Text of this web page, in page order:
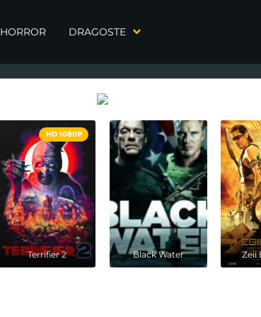
HORROR DRAGOSTE
HD 1080P
Terrifier 2 Black Water Zeii